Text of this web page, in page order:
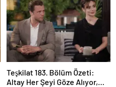
Teşkilat 183. Bölüm Özeti:
Altay Her Şeyi Göze Alıyor,